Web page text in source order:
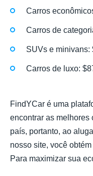
Carros
Carros de
SUVs e minivans:
Carros de luxo:
FindYCar é uma
encontrar as melhores
país, portanto, ao
nosso site, você
Para maximizar sua